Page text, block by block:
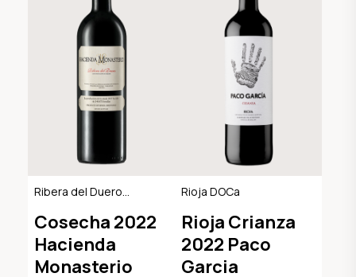
Ribera del Duero
Cosecha 2022
Hacienda
Monasterio
Rioja DOCa
Rioja Crianza
2022 Paco
Garcia